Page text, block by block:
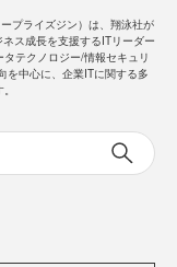
プライズジン）は、翔泳社が
ス成長を支援するITリーダー
テクノロジー/情報セキュリ
を中心に、企業ITに関する多